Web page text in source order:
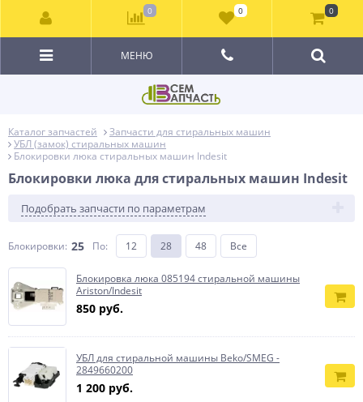
МЕНЮ
Каталог запчастей
Запчасти для стиральных машин
УБЛ (замок) стиральных машин
Блокировки люка стиральных машин Indesit
Блокировки люка для стиральных машин Indesit
Подобрать запчасти по параметрам
Блокировки: 25 По: 12 28 48 Все
Блокировка люка 085194 стиральной машины
Ariston/Indesit
850 руб.
УБЛ для стиральной машины Beko/SMEG -
2849660200
1 200 руб.
0 0 0